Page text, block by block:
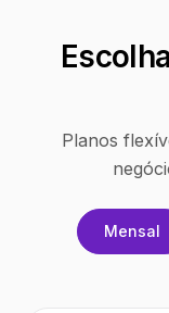
Planos
Mensal